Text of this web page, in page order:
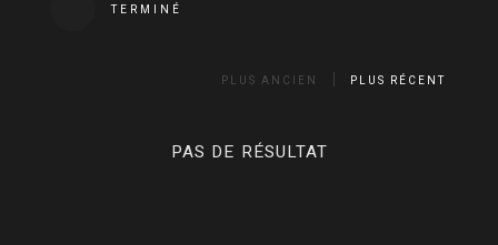
TERMINÉ
PLUS ANCIEN PLUS RÉCENT
PAS DE RÉSULTAT